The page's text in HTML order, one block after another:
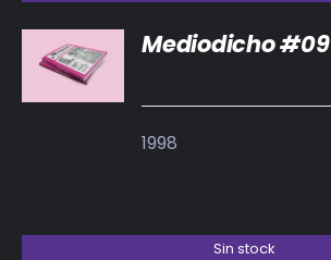
DETALLES
Mediodicho #09
1998
Sin stock